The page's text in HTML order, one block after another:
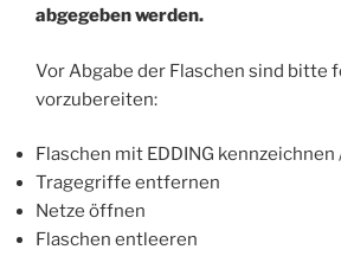
abgegeben werden.
Vor Abgabe der Flaschen sind bitte
vorzubereiten:
Flaschen mit EDDING kennzeichnen
Tragegriffe entfernen
Netze öffnen
Flaschen entleeren